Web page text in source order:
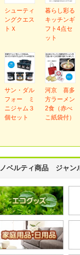
シューティ
ングクエス
トＸ
暮らし彩る
キッチンギ
フト4点セ
ット
サン・ダル
フォー ミ
ニジャム３
個セット
河京 喜多
方ラーメン
2食（赤べ
こ紙袋付）
ノベルティ商品 ジャン